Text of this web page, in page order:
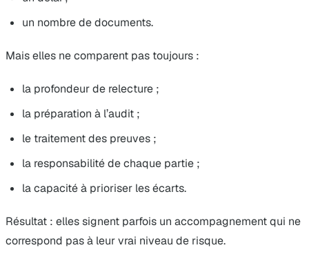
un nombre de documents.
Mais elles ne comparent pas toujours :
la profondeur de relecture ;
la préparation à l’audit ;
le traitement des preuves ;
la responsabilité de chaque partie ;
la capacité à prioriser les écarts.
Résultat : elles signent parfois un accompagnement qui ne
correspond pas à leur vrai niveau de risque.